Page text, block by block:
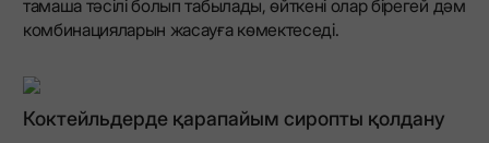
тамаша тәсілі болып табылады, өйткені олар бірегей дәм
комбинацияларын жасауға көмектеседі.
Коктейльдерде қарапайым сиропты қолдану